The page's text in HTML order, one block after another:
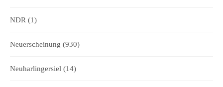
NDR (1)
Neuerscheinung (930)
Neuharlingersiel (14)